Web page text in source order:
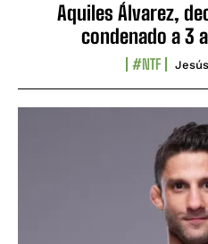
Aquiles Álvarez,
condenado a 3
#NTF